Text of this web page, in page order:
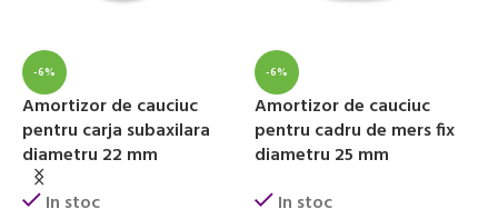
-6%
Amortizor de cauciuc
pentru carja subaxilara
diametru 22 mm
In stoc
-6%
Amortizor de cauciuc
pentru cadru de mers fix
diametru 25 mm
In stoc